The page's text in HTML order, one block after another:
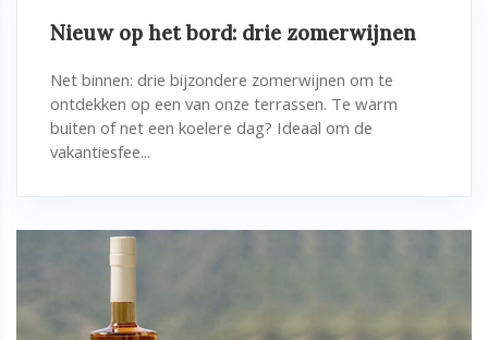
Nieuw op het bord: drie zomerwijnen
Net binnen: drie bijzondere zomerwijnen om te
ontdekken op een van onze terrassen. Te warm
buiten of net een koelere dag? Ideaal om de
vakantiesfee...